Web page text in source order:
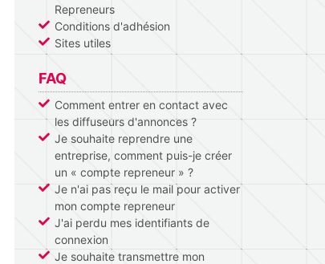
Repreneurs
Conditions d'adhésion
Sites utiles
FAQ
Comment entrer en contact avec
les diffuseurs d'annonces ?
Je souhaite reprendre une
entreprise, comment puis-je créer
un « compte repreneur » ?
Je n'ai pas reçu le mail pour activer
mon compte repreneur
J'ai perdu mes identifiants de
connexion
Je souhaite transmettre mon